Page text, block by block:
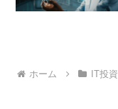
ホーム IT投資